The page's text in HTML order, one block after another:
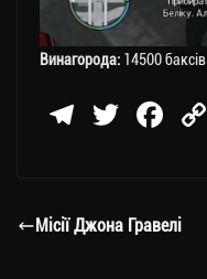
Винагорода: 14500 баксів
Te
a
T
er
Fa
ok
Місії Джона Гравелі